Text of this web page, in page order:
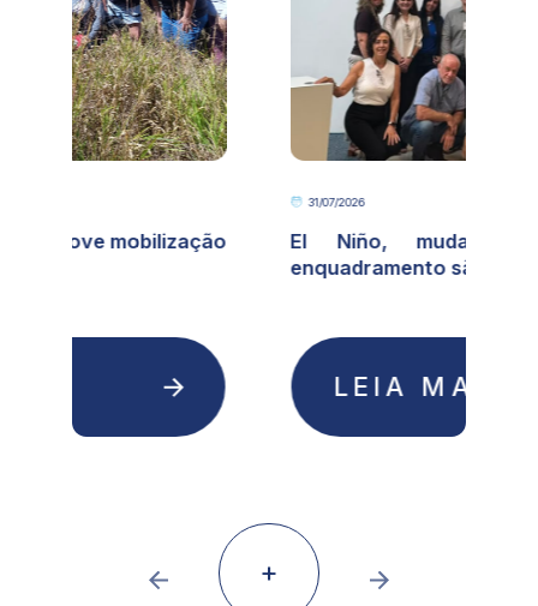
El Niño, mudanças climáticas e
enquadramento são temas [...]
LEIA MAIS
+